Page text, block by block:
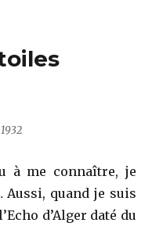
à me connaître, je
quand je suis
d’Alger daté du